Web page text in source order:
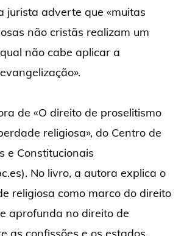
jurista adverte que «muitas
não cristãs realizam um
não cabe aplicar a
de «O direito de proselitismo
religiosa», do Centro de
e Constitucionais
No livro, a autora explica o
religiosa como marco do direito
aprofunda no direito de